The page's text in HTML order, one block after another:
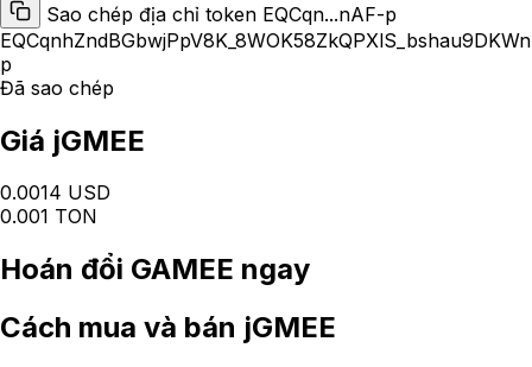
Sao chép địa chỉ token EQCqn...nAF-p
p
Đã sao chép
Giá jGMEE
0.0014 USD
0.001 TON
Hoán đổi GAMEE ngay
Cách mua và bán jGMEE